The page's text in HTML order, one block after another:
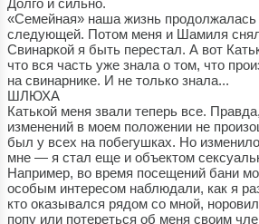
Долго и сильно.
«Семейная» наша жизнь
следующей. Потом меня и Шамиля
Свинаркой я быть перестал. А вот
что вся часть уже знала о том, что
на свинарнике. И не только знала...
ШЛЮХА
Катькой меня звали теперь все.
изменений в моем положении не
был у всех на побегушках. Но
мне — я стал еще и объектом
Например, во время посещений бани
особым интересом наблюдали, как я
кто оказывался рядом со мной,
попу или потереться об меня своим